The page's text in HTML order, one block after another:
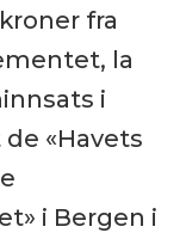
fra
la
i
«Havets
i Bergen i